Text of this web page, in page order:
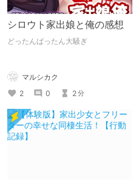
シロウト家出娘と俺の感想
どったんばったん大騒ぎ
マルシカク
2
0 2分